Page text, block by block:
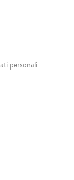
personali.